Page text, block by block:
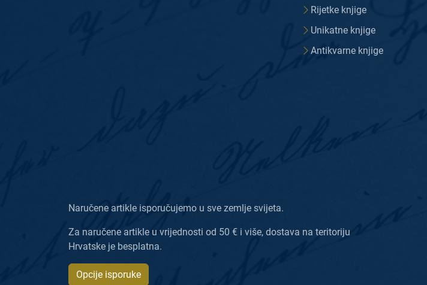
Rijetke knjige
Unikatne knjige
Antikvarne knjige
Naručene artikle isporučujemo u sve zemlje svijeta.
Za naručene artikle u vrijednosti od 50 € i više, dostava na teritoriju
Hrvatske je besplatna.
Opcije isporuke